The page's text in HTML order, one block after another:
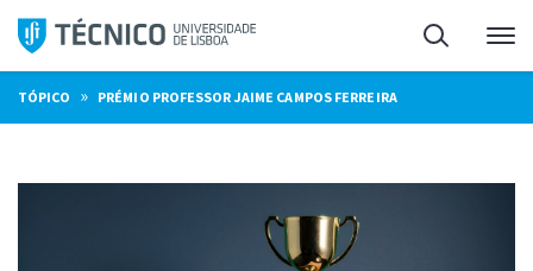
Saltar
para
o
conteúdo
Pesquisa
TÓPICO » PRÉMIO PROFESSOR JAIME CAMPOS FERREIRA